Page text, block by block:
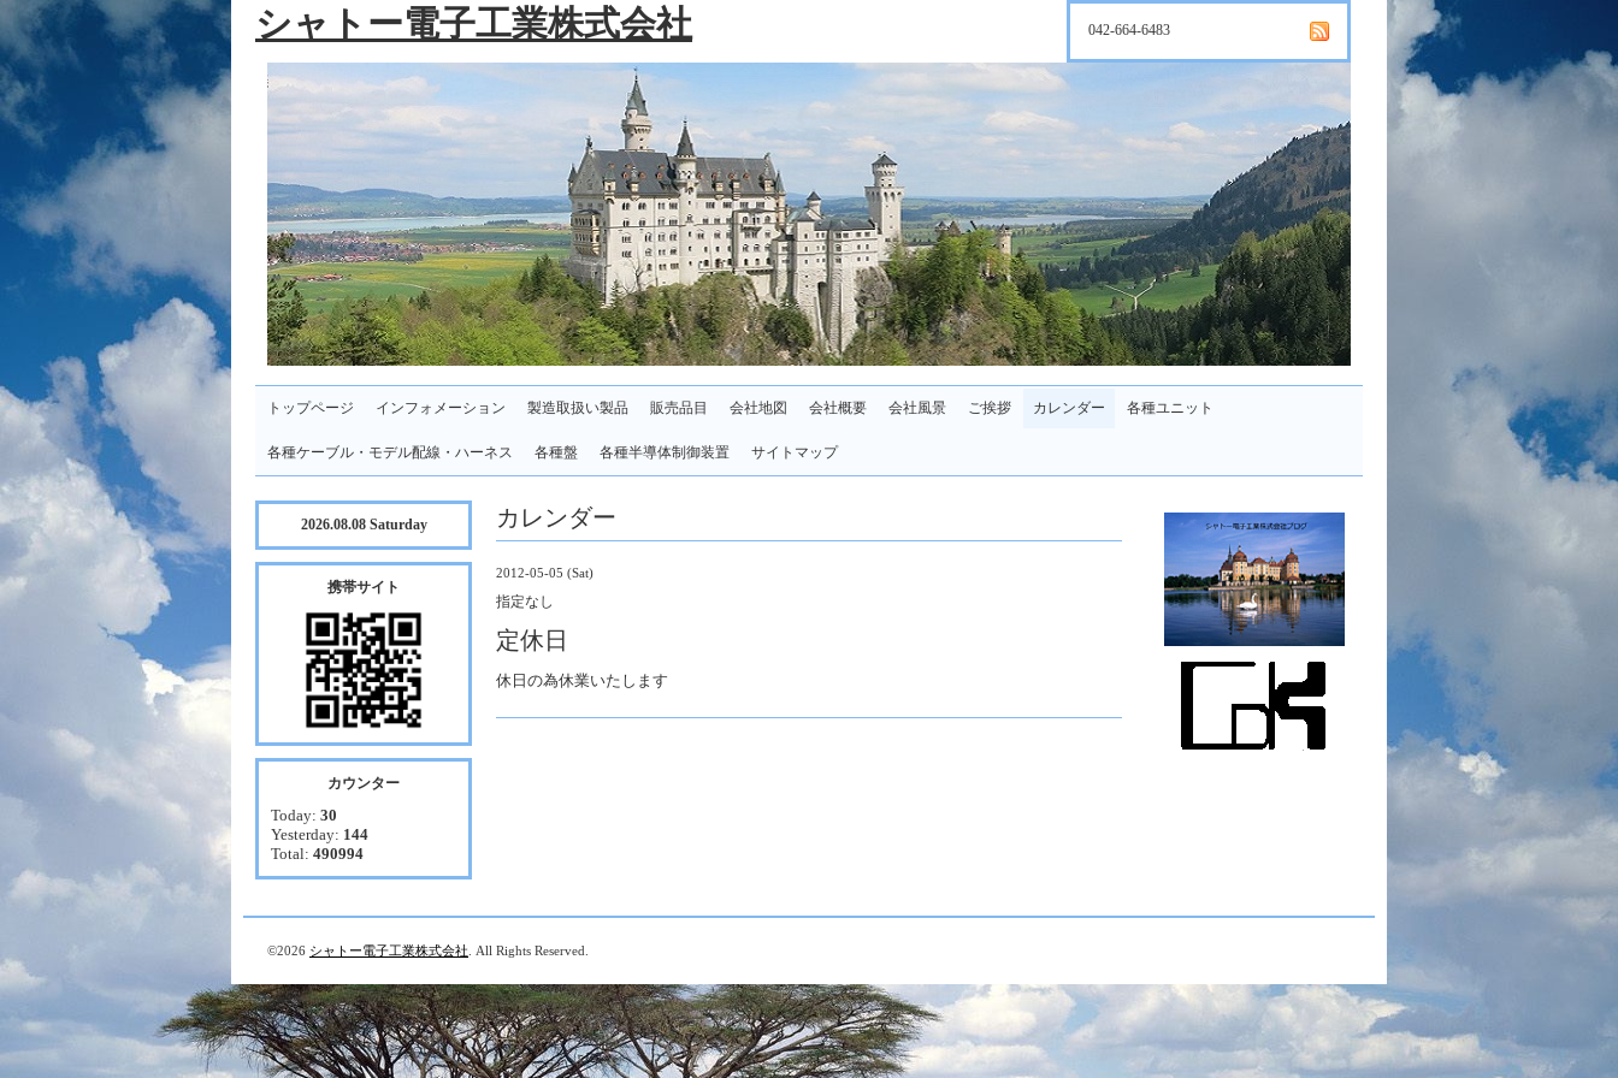
042-664-6483
シャトー電子工業株式会社
トップページ インフォメーション 製造取扱い製品 販売品目 会社地図 会社概要 会社風景 ご挨拶 カレンダー 各種ユニット
各種ケーブル・モデル配線・ハーネス 各種盤 各種半導体制御装置 サイトマップ
カレンダー
2012-05-05 (Sat)
指定なし
定休日
休日の為休業いたします
2026.08.08 Saturday
携帯サイト
カウンター
Today: 30
Yesterday: 144
Total: 490994
©2026 シャトー電子工業株式会社 . All Rights Reserved.